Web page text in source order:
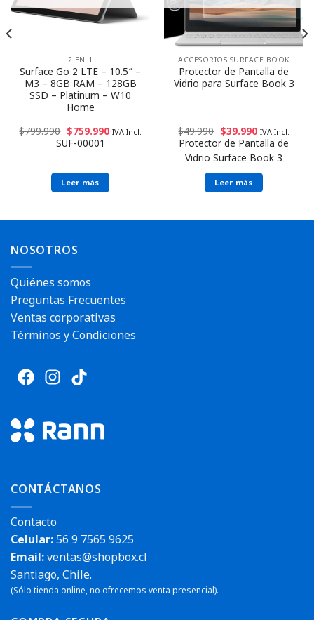
2 EN 1
Surface Go 2 LTE – 10.5″ –
M3 – 8GB RAM – 128GB
SSD – Platinum – W10
Home
$799.990 $759.990 IVA Incl.
SUF-00001
Leer más
ACCESORIOS SURFACE BOOK
Protector de Pantalla de
Vidrio para Surface Book 3
$49.990 $39.990 IVA Incl.
Protector de Pantalla de
Vidrio Surface Book 3
Leer más
NOSOTROS
Quiénes somos
Preguntas Frecuentes
Ventas corporativas
Términos y Condiciones
CONTÁCTANOS
Contacto
Celular:56 9 7565 9625
Email:ventas@shopbox.cl
Santiago, Chile.
(Sólo tienda online, no ofrecemos venta presencial).